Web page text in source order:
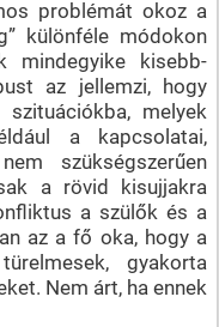
problémát okoz a
különféle módokon
mindegyike kisebb-
az jellemzi, hogy
melyek
a kapcsolatai,
szükségszerűen
a rövid kisujjakra
a szülők és a
az a fő oka, hogy a
gyakorta
Nem árt, ha ennek